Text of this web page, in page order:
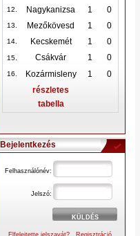
12. Nagykanizsa 1 0
13. Mezőkövesd 1 0
14. Kecskemét 1 0
15. Csákvár 1 0
16. Kozármisleny 1
0
részletes
tabella
Bejelentkezés
Felhasználónév:
Jelszó:
Elfelejtette jelszavát? Regisztráció